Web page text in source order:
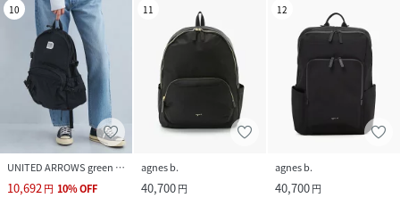
10
UNITED ARROWS green label relaxing
10,692円 10%OFF
11
agnes b.
40,700円
12
agnes b.
40,700円